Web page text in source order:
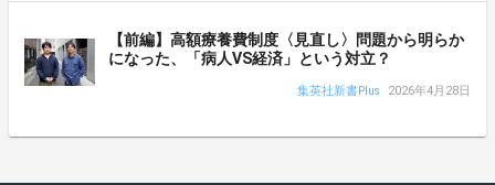
【前編】高額療養費制度〈見直し〉問題から明らか
になった、「病人VS経済」という対立？
集英社新書Plus 2026年4月28日